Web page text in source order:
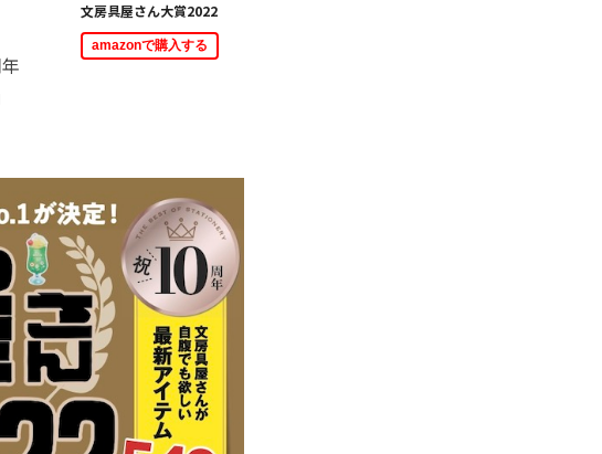
文房具屋さん大賞2022
amazonで購入する